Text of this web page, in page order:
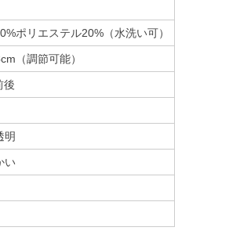
ポリエステル20%（水洗い可）
（調節可能）
後
明
い